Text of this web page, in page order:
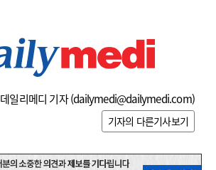
데일리메디 기자 (dailymedi@dailymedi.com)
기자의 다른기사보기